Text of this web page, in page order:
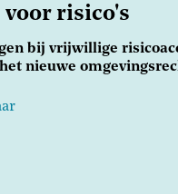
risico's
bij vrijwillige
nieuwe